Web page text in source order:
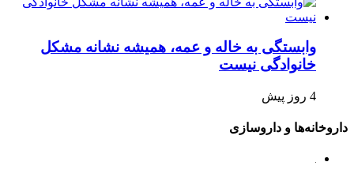
وابستگی به خاله و عمه، همیشه نشانه مشکل
خانوادگی نیست
4 روز پیش
داروخانه‌ها و داروسازی